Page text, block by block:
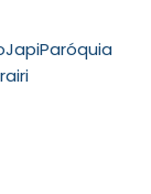
JapiParóquia